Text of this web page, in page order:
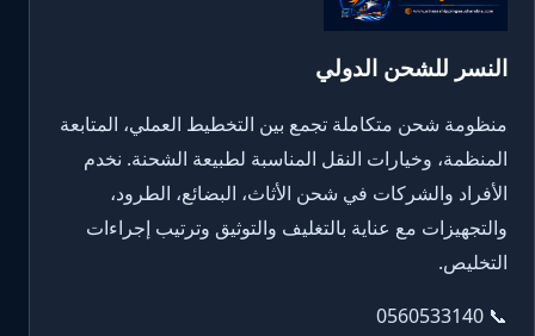
النسر للشحن الدولي
منظومة شحن متكاملة تجمع بين التخطيط العملي، المتابعة
المنظمة، وخيارات النقل المناسبة لطبيعة الشحنة. نخدم
الأفراد والشركات في شحن الأثاث، البضائع، الطرود،
والتجهيزات مع عناية بالتغليف والتوثيق وترتيب إجراءات
التخليص.
📞
0560533140